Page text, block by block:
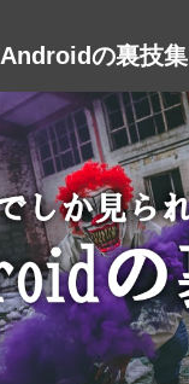
Androidの裏技集